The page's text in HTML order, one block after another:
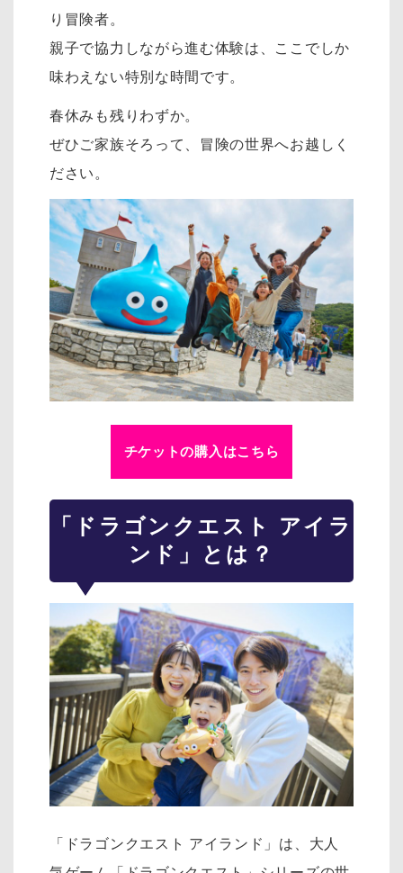
り冒険者。
親子で協力しながら進む体験は、ここでしか
味わえない特別な時間です。
春休みも残りわずか。
ぜひご家族そろって、冒険の世界へお越しく
ださい。
チケットの購入はこちら
「ドラゴンクエスト アイラ
ンド」とは？
「ドラゴンクエスト アイランド」は、大人